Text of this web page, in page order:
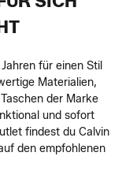
für einen Stil
Materialien,
der Marke
und sofort
findest du Calvin
den empfohlenen